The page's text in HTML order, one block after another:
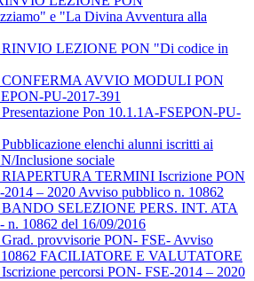
e "La Divina Avventura alla
RINVIO LEZIONE PON "Di codice in
CONFERMA AVVIO MODULI PON
PU-2017-391
Pon 10.1.1A-FSEPON-PU-
elenchi alunni iscritti ai
Inclusione sociale
RIAPERTURA TERMINI Iscrizione PON
– 2020 Avviso pubblico n. 10862
BANDO SELEZIONE PERS. INT. ATA
n. 10862 del 16/09/2016
provvisorie PON- FSE- Avviso
FACILIATORE E VALUTATORE
percorsi PON- FSE-2014 – 2020